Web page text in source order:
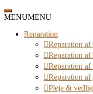
Spring
til
MENUMENU
Reparation
Reparation af
Reparation
Reparation
Reparation af
Pleje &